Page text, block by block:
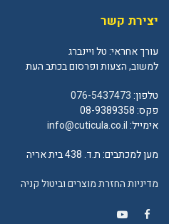
יצירת קשר
עורך אחראי: טל ויינברג
למשוב, הצעות ופרסום בכתב העת
טלפון:076-5437473
פקס: 08-9389358
אימייל:info@cuticula.co.il
מען למכתבים: ת.ד. 438 בית אריה
מדיניות החזרת מוצרים וביטול קניה